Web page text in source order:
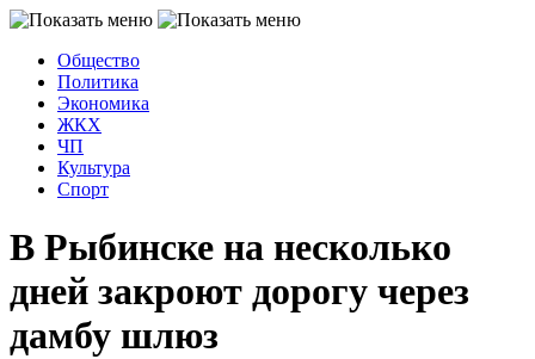
Общество
Политика
Экономика
ЖКХ
ЧП
Культура
Спорт
В Рыбинске на несколько
дней закроют дорогу через
дамбу шлюз